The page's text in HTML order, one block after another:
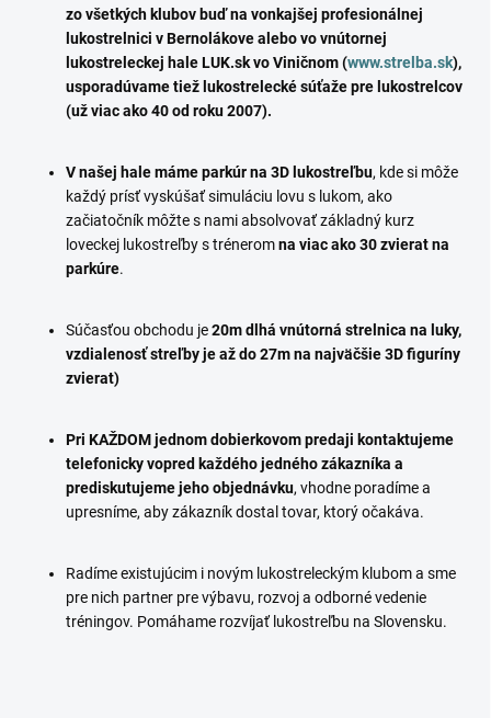
zo všetkých klubov buď na vonkajšej profesionálnej
lukostrelnici v Bernolákove alebo vo vnútornej
lukostreleckej hale LUK.sk vo Viničnom (www.strelba.sk),
usporadúvame tiež lukostrelecké súťaže pre lukostrelcov
(už viac ako 40 od roku 2007).
V našej hale máme parkúr na 3D lukostreľbu, kde si môže
každý prísť vyskúšať simuláciu lovu s lukom, ako
začiatočník môžte s nami absolvovať základný kurz
loveckej lukostreľby s tréneromna viac ako 30 zvierat na
parkúre.
Súčasťou obchodu je20m dlhá vnútorná strelnica na luky,
vzdialenosť streľby jeaž do 27m na najväčšie 3D figuríny
zvierat)
Pri KAŽDOM jednom dobierkovom predaji kontaktujeme
telefonicky vopred každého jedného zákazníka a
prediskutujeme jeho objednávku, vhodne poradíme a
upresníme, aby zákazník dostal tovar, ktorý očakáva.
Radíme existujúcim i novým lukostreleckým klubom a sme
pre nich partner pre výbavu, rozvoj a odborné vedenie
tréningov. Pomáhame rozvíjať lukostreľbu na Slovensku.